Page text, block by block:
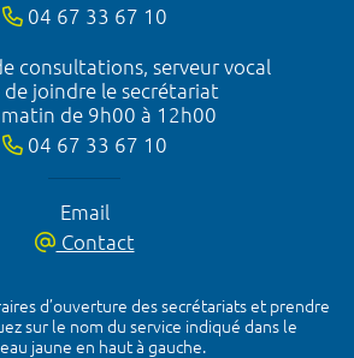
04 67 33 67 10
consultations, serveur vocal
joindre le secrétariat
de 9h00 à 12h00
04 67 33 67 10
Email
Contact
d’ouverture des secrétariats et prendre
sur le nom du service indiqué dans le
jaune en haut à gauche.